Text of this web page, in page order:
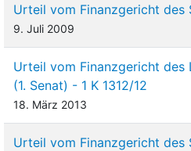
Urteil vom Finanzgericht des
9. Juli 2009
Urteil vom Finanzgericht des
(1. Senat) - 1 K 1312/12
18. März 2013
Urteil vom Finanzgericht des